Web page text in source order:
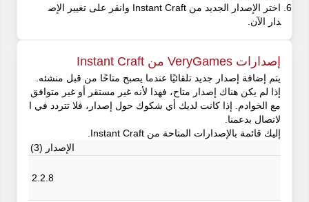
اختر الإصدار الجديد من Instant Craft وانقر على تغيير الإص
دار الآن.
إصدارات VeryGames من Instant Craft
يتم إضافة إصدار جديد تلقائيًا عندما يصبح متاحًا من قبل منشئه.
إذا لم يكن هناك إصدار متاح، فهذا لأنه غير مستقر أو غير متوافق
مع الخوادم. إذا كانت لديك أي شكوك حول إصدار، فلا تتردد في ا
لاتصال بدعمنا.
إليك قائمة بالإصدارات المتاحة من Instant Craft.
الإصدار (3)
2.2.8